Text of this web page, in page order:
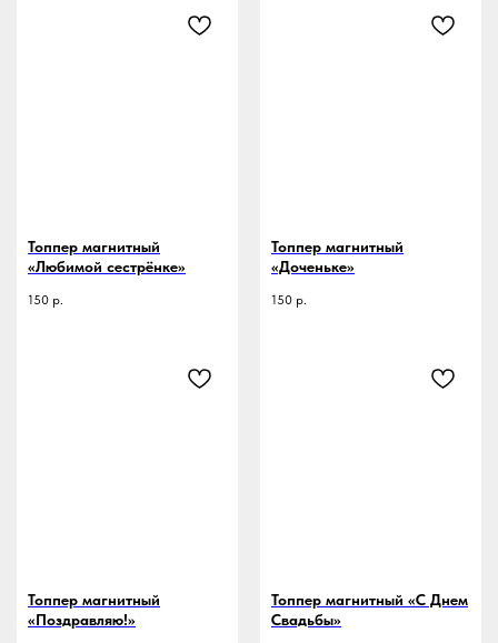
Топпер магнитный
«Любимой сестрёнке»
150 р.
Топпер магнитный
«Доченьке»
150 р.
Топпер магнитный
«Поздравляю!»
Топпер магнитный «С Днем
Свадьбы»